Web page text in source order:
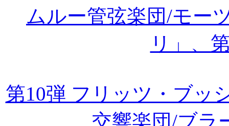
ムルー管弦楽団/モー
リ」、
第10弾 フリッツ・ブッ
交響楽団/ブラ